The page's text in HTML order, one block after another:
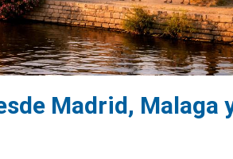
Madrid, Malaga